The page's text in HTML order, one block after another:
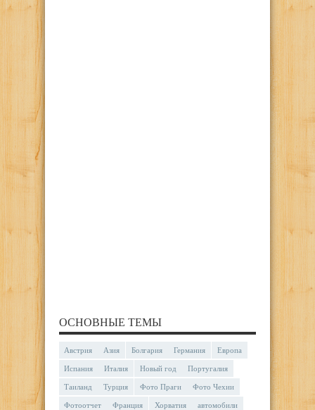
ОСНОВНЫЕ ТЕМЫ
Австрия Азия Болгария Германия Европа
Испания Италия Новый год Португалия
Таиланд Турция Фото Праги Фото Чехии
Фотоотчет Франция Хорватия автомобили